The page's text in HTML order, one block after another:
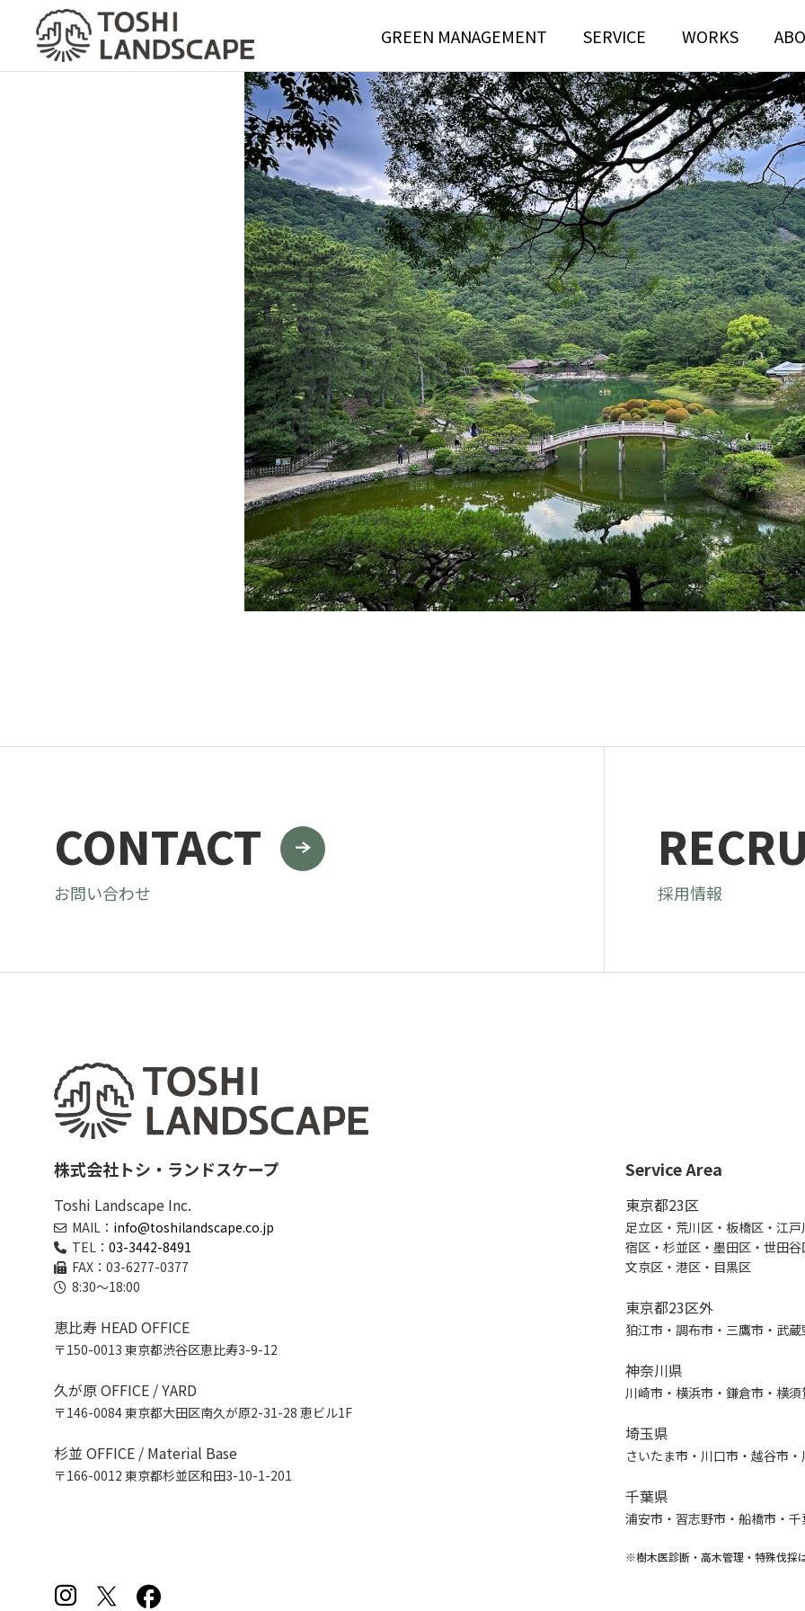
GREEN MANAGEMENT SERVICE WORKS
GREEN
MAINTENANCE
グリーンメンテナンス部門
グリーンメンテナンス部門
植栽管理・メンテナンス
高木・特殊伐採＆ケーブリング
植栽リノベーション
インテリアプランツ
TREE RISK
ASSESSMENT
ツリーリスクアセスメント部
ツリーリスクアセスメント部
樹木診断
土壌調査
ケミカルコントロール
根系試掘調査
移植適性度診断
CONTACT
お問い合わせ 採用情報
株式会社トシ・ランドスケープ
Toshi Landscape Inc.
MAIL： info@toshilandscape.co.jp
TEL： 03-3442-8491
FAX：03-6277-0377
8:30～18:00
恵比寿 HEAD OFFICE
〒150-0013 東京都渋谷区恵比寿3-9-12
久が原 OFFICE / YARD
〒146-0084 東京都大田区南久が原2-31-28 恵ビル1F
杉並 OFFICE / Material Base
〒166-0012 東京都杉並区和田3-10-1-201
Service Area
東京都23区
足立区・荒川区・板橋区・江
宿区・杉並区・墨田区・世田
文京区・港区・目黒区
東京都23区外
狛江市・調布市・三鷹市・武
神奈川県
川崎市・横浜市・鎌倉市・横
埼玉県
さいたま市・川口市・越谷市
千葉県
浦安市・習志野市・船橋市・
※樹木医診断・高木管理・特殊伐採